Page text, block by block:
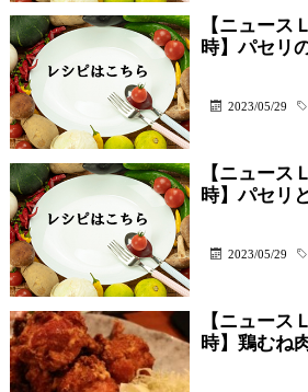
【ニュース
時】パセリ
2023/05/29
【ニュース
時】パセリ
2023/05/29
【ニュース
時】鶏むね